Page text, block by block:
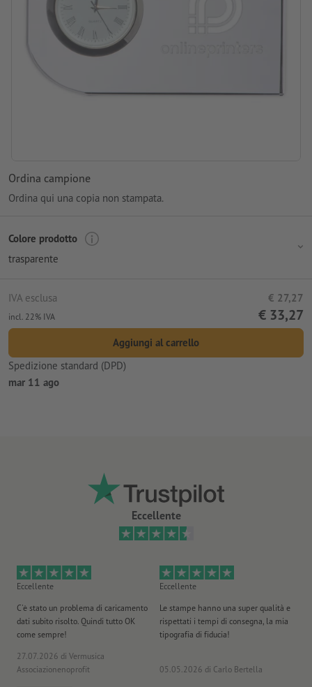
Ordina campione
Ordina qui una copia non stampata.
Colore prodotto
trasparente
IVA esclusa € 27,27
incl. 22% IVA € 33,27
Aggiungi al carrello
Spedizione standard (DPD)
mar 11 ago
Eccellente
Eccellente
C'è stato un problema di caricamento
dati subito risolto. Quindi tutto OK
come sempre!
27.07.2026 di Vermusica
Associazionenoprofit
Eccellente
Le stampe hanno una super qualità e
rispettati i tempi di consegna, la mia
tipografia di fiducia!
05.05.2026 di Carlo Bertella